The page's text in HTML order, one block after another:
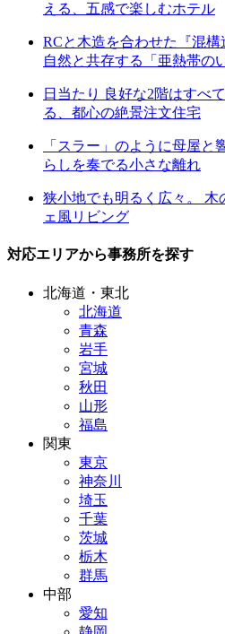
える、五感で楽しむホテル
RCと木造を合わせた『混構
自然と共存する「亜熱帯の
日当たり 良好な2階はすべ
る、都心の絶景注文住宅
「スラー」のように母屋と
らしを奏でる小さな離れ
狭小地でも明るく広々。 木
ェ風リビング
対応エリアから事務所を探す
北海道・東北
北海道
青森
岩手
宮城
秋田
山形
福島
関東
東京
神奈川
埼玉
千葉
茨城
栃木
群馬
中部
愛知